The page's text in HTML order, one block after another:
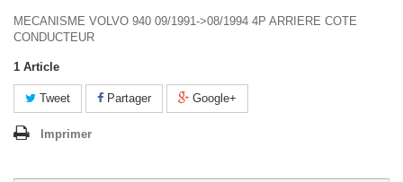
MECANISME VOLVO 940 09/1991->08/1994 4P ARRIERE COTE
CONDUCTEUR
1 Article
Tweet Partager Google+
Imprimer